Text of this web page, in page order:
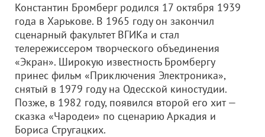
Константин Бромберг родился 17 октября 1939
года в Харькове. В 1965 году он закончил
сценарный факультет ВГИКа и стал
телережиссером творческого объединения
«Экран». Широкую известность Бромбергу
принес фильм «Приключения Электроника»,
снятый в 1979 году на Одесской киностудии.
Позже, в 1982 году, появился второй его хит —
сказка «Чародеи» по сценарию Аркадия и
Бориса Стругацких.